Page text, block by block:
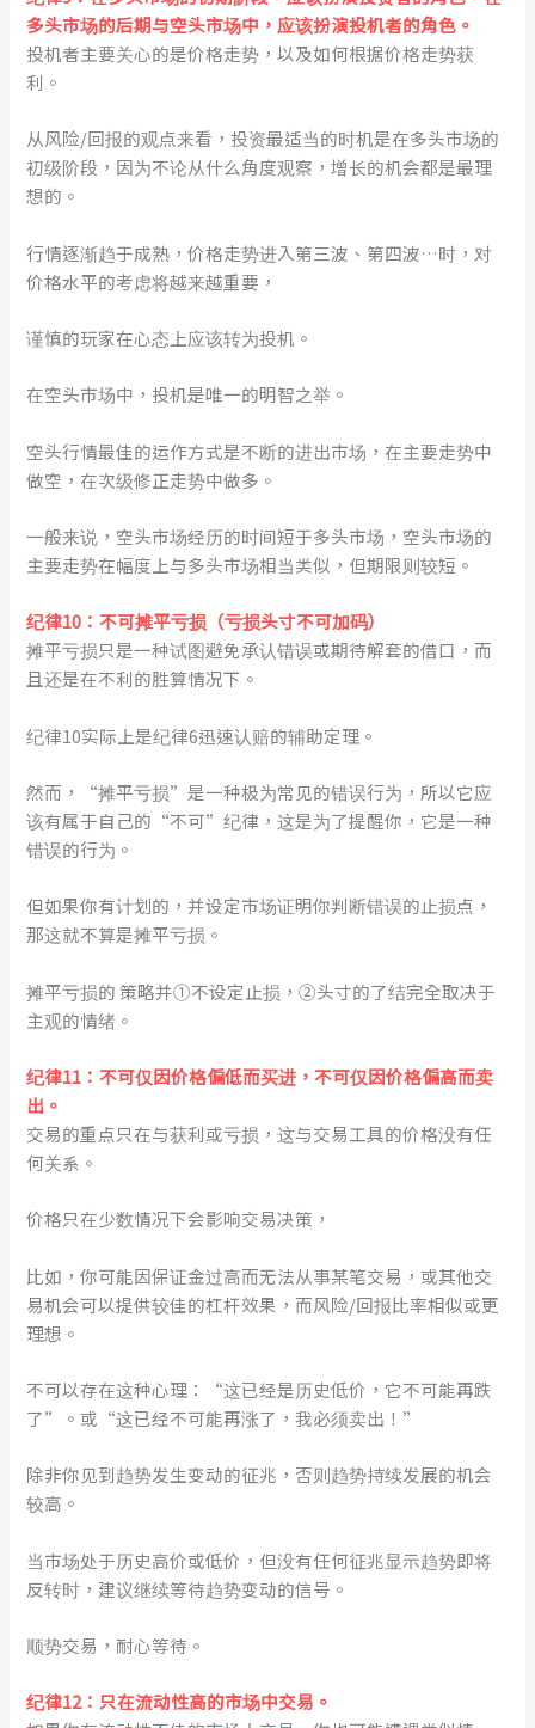
多头市场的后期与空头市场中，应该扮演投机者的角色。
投机者主要关心的是价格走势，以及如何根据价格走势获
利。
从风险/回报的观点来看，投资最适当的时机是在多头市场的
初级阶段，因为不论从什么角度观察，增长的机会都是最理
想的。
行情逐渐趋于成熟，价格走势进入第三波、第四波…时，对
价格水平的考虑将越来越重要，
谨慎的玩家在心态上应该转为投机。
在空头市场中，投机是唯一的明智之举。
空头行情最佳的运作方式是不断的进出市场，在主要走势中
做空，在次级修正走势中做多。
一般来说，空头市场经历的时间短于多头市场，空头市场的
主要走势在幅度上与多头市场相当类似，但期限则较短。
纪律10：不可摊平亏损（亏损头寸不可加码）
摊平亏损只是一种试图避免承认错误或期待解套的借口，而
且还是在不利的胜算情况下。
纪律10实际上是纪律6迅速认赔的辅助定理。
然而，“摊平亏损”是一种极为常见的错误行为，所以它应
该有属于自己的“不可”纪律，这是为了提醒你，它是一种
错误的行为。
但如果你有计划的，并设定市场证明你判断错误的止损点，
那这就不算是摊平亏损。
摊平亏损的 策略并①不设定止损，②头寸的了结完全取决于
主观的情绪。
纪律11：不可仅因价格偏低而买进，不可仅因价格偏高而卖
出。
交易的重点只在与获利或亏损，这与交易工具的价格没有任
何关系。
价格只在少数情况下会影响交易决策，
比如，你可能因保证金过高而无法从事某笔交易，或其他交
易机会可以提供较佳的杠杆效果，而风险/回报比率相似或更
理想。
不可以存在这种心理：“这已经是历史低价，它不可能再跌
了”。或“这已经不可能再涨了，我必须卖出！”
除非你见到趋势发生变动的征兆，否则趋势持续发展的机会
较高。
当市场处于历史高价或低价，但没有任何征兆显示趋势即将
反转时，建议继续等待趋势变动的信号。
顺势交易，耐心等待。
纪律12：只在流动性高的市场中交易。